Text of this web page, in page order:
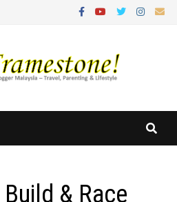
Build & Race